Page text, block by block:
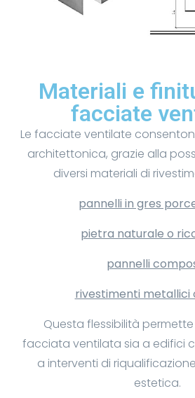
Materiali e
facciate
Le facciate ventilate
architettonica, grazie alla
diversi materiali di
pannelli in gres
pietra naturale o
pannelli
rivestimenti metallici
Questa flessibilità
facciata ventilata sia a edifici
a interventi di
estetica.